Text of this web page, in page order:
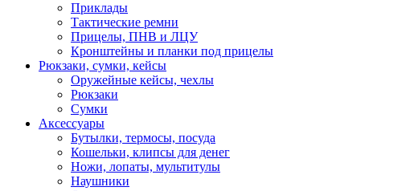
Приклады
Тактические ремни
Прицелы, ПНВ и ЛЦУ
Кронштейны и планки под прицелы
Рюкзаки, сумки, кейсы
Оружейные кейсы, чехлы
Рюкзаки
Сумки
Аксессуары
Бутылки, термосы, посуда
Кошельки, клипсы для денег
Ножи, лопаты, мультитулы
Наушники